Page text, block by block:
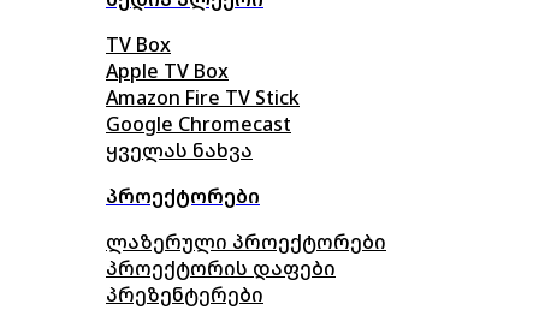
TV Box
Apple TV Box
Amazon Fire TV Stick
Google Chromecast
ყველას ნახვა
პროექტორები
ლაზერული პროექტორები
პროექტორის დაფები
პრეზენტერები